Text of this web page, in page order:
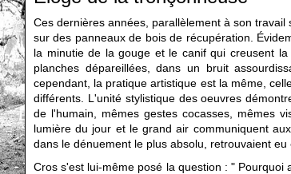
Ces dernières années, parallèlement à son
sur des panneaux de bois de récupération.
la minutie de la gouge et le canif qui creusent
planches dépareillées, dans un bruit
cependant, la pratique artistique est la même,
différents. L'unité stylistique des oeuvres
de l'humain, mêmes gestes cocasses, mêmes
lumière du jour et le grand air communiquent
dans le dénuement le plus absolu, retrouvaient
Cros s'est lui-même posé la question : "